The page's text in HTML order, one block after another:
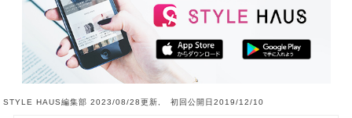
STYLE HAUS編集部 2023/08/28更新, 初回公開日2019/12/10